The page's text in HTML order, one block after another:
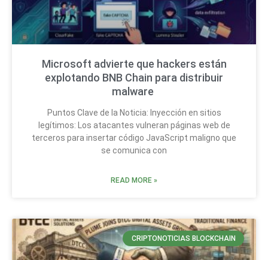
Microsoft advierte que hackers están
explotando BNB Chain para distribuir
malware
Puntos Clave de la Noticia: Inyección en sitios
legítimos: Los atacantes vulneran páginas web de
terceros para insertar código JavaScript maligno que
se comunica con
READ MORE »
CRIPTONOTICIAS BLOCKCHAIN